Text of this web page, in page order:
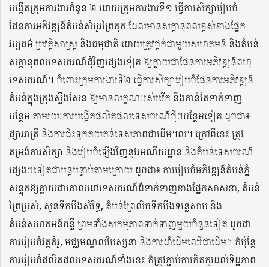
បង្កើតក្រុមការងារចំនួន ២ ដោយក្រុមការងារទី១ ធ្វើការសិក្សារៀបចំ
ផែនការអភិវឌ្ឍន៍តំបន់សំបូរព្រៃគុក ដែលមានសក្តានុពលខ្ពស់ខាងផ្នែក
វប្បធម៌ ប្រវត្តិសាស្រ្ត និងធម្មជាតិ ដោយត្រូវថ្ពក់ជាមួយសហគមន៍ និងតំបន់
សក្តានុពលទេសចរណ៍ជុំវិញផ្សេងទៀត ឱ្យក្លាយជាផែនការអភិវឌ្ឍន៍ពហុ
ទេសចរណ៍។ ចំពោះក្រុមការងារទី២ ធ្វើការសិក្សារៀបចំផែនការអភិវឌ្ឍន៍
តំបន់ក្នុងក្រុងស្ទឹងសែន ឱ្យមានលក្ខណៈរស់រវើក និងកាន់តែទាក់ទាញ
បន្ថែម តាមរយៈការបង្កើតផលិតផលទេសចរណ៍ថ្មីៗបន្ថែមទៀត ដូចជា៖
ផ្សាររាត្រី និងការជិះទូកគយគន់ទេសភាពជាដើម។ល។ ក្រៅពីនេះ ត្រូវ
តម្រង់ការសិក្សា និងរៀបចំឡើងវិញនូវរមណីយដ្ឋាន និងតំបន់ទេសចរណ៍
ផ្សេងៗទៀតជាបន្តបន្ទាប់តាមក្រោយ ដូចជា៖ ការរៀបចំអភិវឌ្ឍន៍តំបន់ភ្ន
សន្ទុកឱ្យក្លាយជាគោលដៅទេសចរណ៍ដ៏ទាក់ទាញខាងផ្នែកសាសនា, តំបន់
ព្រៃប្រស់, សួនទឹកបឹងសំរិទ្ធ, តំបន់ព្រៃលិចទឹកបឹងទន្លេសាប និង
តំបន់សហគមន៍ចន្ទី ព្រមទាំងសកម្មភាពទាក់ទាញមួយចំនួនទៀត ដូចជា
ការរៀបចំវត្តគំរូ, មជ្ឈមណ្ឌលវិបស្សនា និងការដាំដើមឈើជាដើម។ ក៏ប៉ុន្តែ
ការរៀបចំផលិតផលទេសចរណ៍ទាំងនេះ ក៏ត្រូវភ្ជាប់ការគិតគូរដល់ទិដ្ឋភាព